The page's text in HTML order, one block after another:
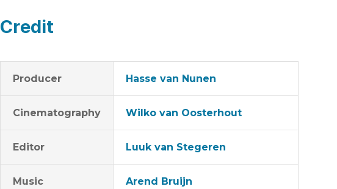
Credit
Producer Hasse van Nunen
Cinematography Wilko van Oosterhout
Editor Luuk van Stegeren
Music Arend Bruijn